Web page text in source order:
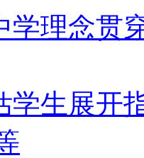
学理念贯
学生展开